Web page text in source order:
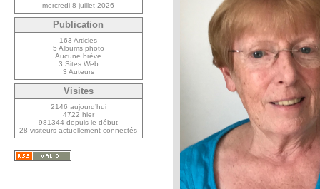
mercredi 8 juillet 2026
Publication
163 Articles
5 Albums photo
Aucune brève
3 Sites Web
3 Auteurs
Visites
2146 aujourd’hui
4722 hier
981344 depuis le début
28 visiteurs actuellement connectés